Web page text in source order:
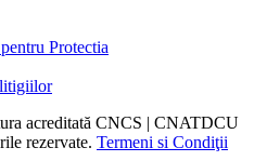
acreditată CNCS | CNATDCU
rezervate. Termeni si Condiţii